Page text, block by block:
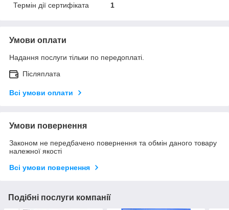
Термін дії сертифіката
1
Умови оплати
Надання послуги тільки по передоплаті.
Післяплата
Всі умови оплати
Умови повернення
Законом не передбачено повернення та обмін даного товару
належної якості
Всі умови повернення
Подібні послуги компанії